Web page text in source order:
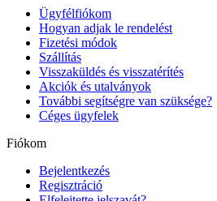
Ügyfélfiókom
Hogyan adjak le rendelést
Fizetési módok
Szállítás
Visszaküldés és visszatérítés
Akciók és utalványok
További segítségre van szüksége?
Céges ügyfelek
Fiókom
Bejelentkezés
Regisztráció